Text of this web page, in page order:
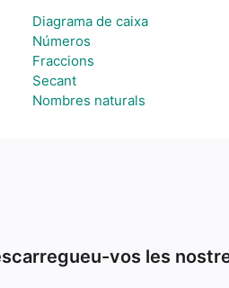
Diagrama de caixa
Números
Fraccions
Secant
Nombres naturals
vos les